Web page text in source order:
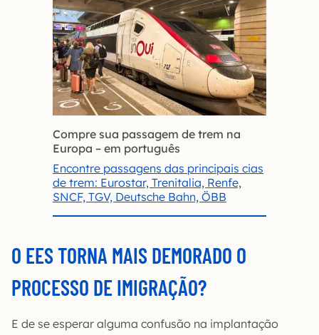
Compre sua passagem de trem na
Europa – em português
Encontre passagens das principais cias
de trem: Eurostar, Trenitalia, Renfe,
SNCF, TGV, Deutsche Bahn, ÖBB
O EES TORNA MAIS DEMORADO O
PROCESSO DE IMIGRAÇÃO?
E de se esperar alguma confusão na implantação